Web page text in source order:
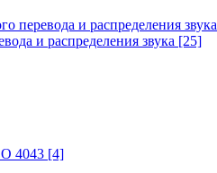
перевода и распределения звука
и распределения звука [25]
4043 [4]